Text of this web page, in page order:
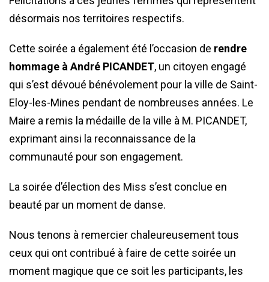
désormais nos territoires respectifs.
Cette soirée a également été l’occasion de rendre
hommage à André PICANDET, un citoyen engagé
qui s’est dévoué bénévolement pour la ville de Saint-
Eloy-les-Mines pendant de nombreuses années. Le
Maire a remis la médaille de la ville à M. PICANDET,
exprimant ainsi la reconnaissance de la
communauté pour son engagement.
La soirée d’élection des Miss s’est conclue en
beauté par un moment de danse.
Nous tenons à remercier chaleureusement tous
ceux qui ont contribué à faire de cette soirée un
moment magique que ce soit les participants, les